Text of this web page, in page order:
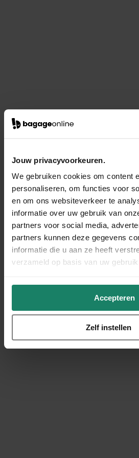
Jouw privacyvoorkeuren.
We gebruiken cookies om content
personaliseren, om functies voor
en om ons websiteverkeer te
informatie over uw gebruik van
partners voor social media,
partners kunnen deze gegevens
informatie die u aan ze heeft
verzameld op basis van uw
Accepteren
Zelf instellen